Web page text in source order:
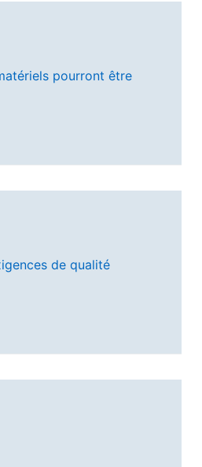
pourront être
de qualité